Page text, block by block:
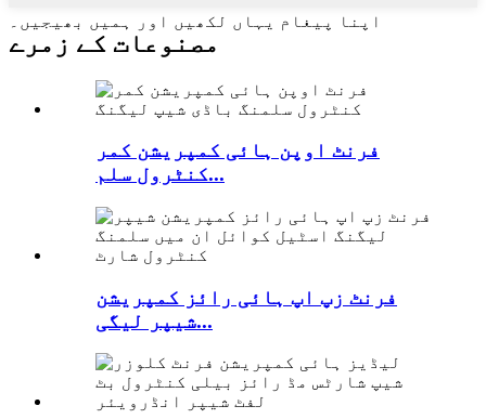
اپنا پیغام یہاں لکھیں اور ہمیں بھیجیں۔
مصنوعات کے زمرے
فرنٹ اوپن ہائی کمپریشن کمر
کنٹرول سلم...
فرنٹ زپ اپ ہائی رائز کمپریشن
شیپر لیگی...